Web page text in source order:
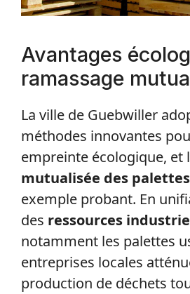
Avantages
ramassage
La ville de Guebwiller
méthodes innovantes
empreinte écologique, et
mutualisée des palettes
exemple probant. En
des ressources
notamment les palettes
entreprises locales
production de déchets